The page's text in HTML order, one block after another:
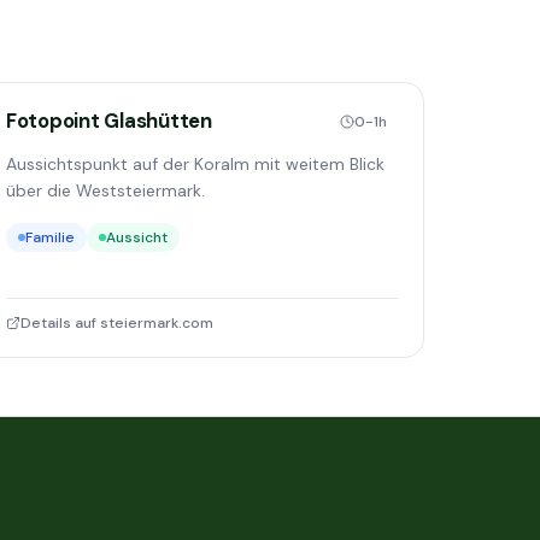
Fotopoint Glashütten 0-1h
Aussichtspunkt auf der Koralm mit weitem Blick
über die Weststeiermark.
Familie Aussicht
Details auf steiermark.com